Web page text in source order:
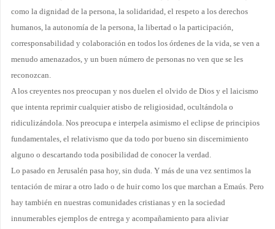
como la dignidad de la persona, la solidaridad, el respeto a los derechos
humanos, la autonomía de la persona, la libertad o la participación,
corresponsabilidad y colaboración en todos los órdenes de la vida, se ven a
menudo amenazados, y un buen número de personas no ven que se les
reconozcan.
A los creyentes nos preocupan y nos duelen el olvido de Dios y el laicismo
que intenta reprimir cualquier atisbo de religiosidad, ocultándola o
ridiculizándola. Nos preocupa e interpela asimismo el eclipse de principios
fundamentales, el relativismo que da todo por bueno sin discernimiento
alguno o descartando toda posibilidad de conocer la verdad.
Lo pasado en Jerusalén pasa hoy, sin duda. Y más de una vez sentimos la
tentación de mirar a otro lado o de huir como los que marchan a Emaús. Pero
hay también en nuestras comunidades cris­tianas y en la sociedad
innumerables ejemplos de entrega y acompañamiento para aliviar